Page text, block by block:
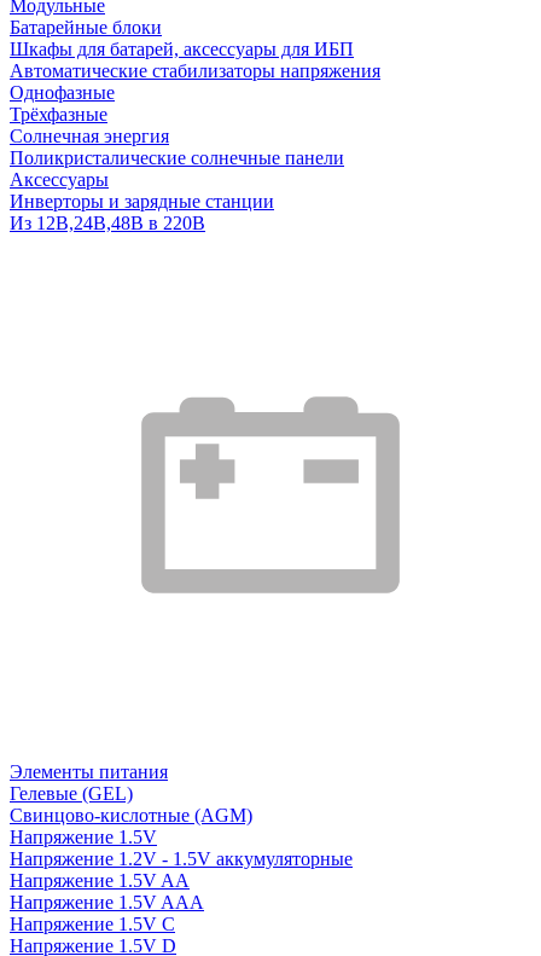
Модульные
Батарейные блоки
Шкафы для батарей, аксессуары для ИБП
Автоматические стабилизаторы напряжения
Однофазные
Трёхфазные
Солнечная энергия
Поликристалические солнечные панели
Аксессуары
Инверторы и зарядные станции
Из 12В,24В,48В в 220В
Элементы питания
Гелевые (GEL)
Свинцово-кислотные (AGM)
Напряжение 1.5V
Напряжение 1.2V - 1.5V аккумуляторные
Напряжение 1.5V AA
Напряжение 1.5V AAA
Напряжение 1.5V C
Напряжение 1.5V D